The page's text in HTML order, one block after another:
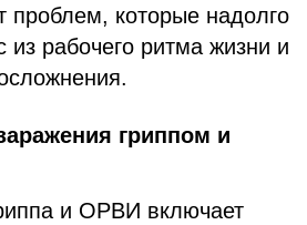
проблем, которые надолго
из рабочего ритма жизни и
гриппом и
и ОРВИ включает